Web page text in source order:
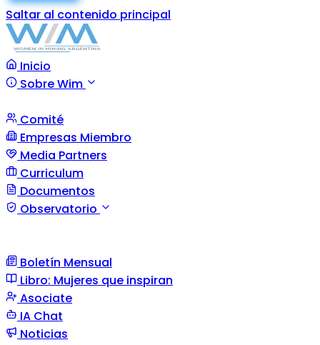
Saltar al contenido principal
Inicio
Sobre Wim
Comité
Empresas Miembro
Media Partners
Curriculum
Documentos
Observatorio
Boletín Mensual
Libro: Mujeres que inspiran
Asociate
IA Chat
Noticias